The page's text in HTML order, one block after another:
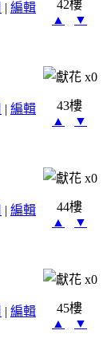
| 編輯
42樓
▲
▼
x0
| 編輯
43樓
▲
▼
x0
| 編輯
44樓
▲
▼
x0
| 編輯
45樓
▲
▼